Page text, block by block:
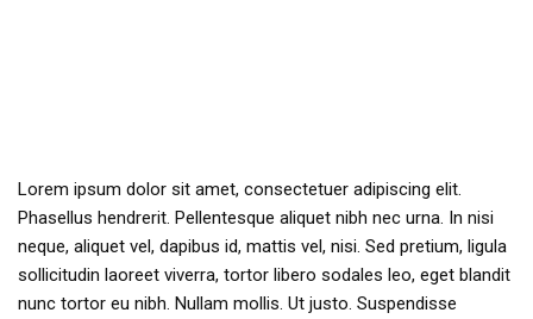
Lorem ipsum dolor sit amet, consectetuer adipiscing elit.
Phasellus hendrerit. Pellentesque aliquet nibh nec urna. In nisi
neque, aliquet vel, dapibus id, mattis vel, nisi. Sed pretium, ligula
sollicitudin laoreet viverra, tortor libero sodales leo, eget blandit
nunc tortor eu nibh. Nullam mollis. Ut justo. Suspendisse